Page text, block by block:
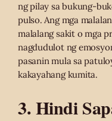
ng pilay sa bukung-
pulso. Ang mga
malalang sakit o mga
nagdudulot ng
pasanin mula sa
kakayahang kumita.
3. Hindi